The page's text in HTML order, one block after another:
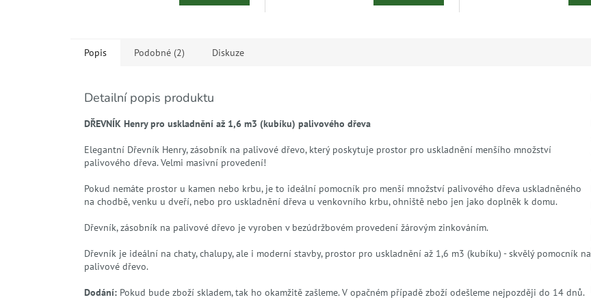
Popis Podobné (2) Diskuze
Detailní popis produktu
DŘEVNÍK Henry pro uskladnění až 1,6 m3 (kubíku) palivového dřeva
Elegantní Dřevník Henry, zásobník na palivové dřevo, který poskytuje prostor pro uskladnění menšího množství
palivového dřeva. Velmi masivní provedení!
Pokud nemáte prostor u kamen nebo krbu, je to ideální pomocník pro menší množství palivového dřeva uskladněného
na chodbě, venku u dveří, nebo pro uskladnění dřeva u venkovního krbu, ohniště nebo jen jako doplněk k domu.
Dřevník, zásobník na palivové dřevo je vyroben v bezúdržbovém provedení žárovým zinkováním.
Dřevník je ideální na chaty, chalupy, ale i moderní stavby, prostor pro uskladnění až 1,6 m3 (kubíku) - skvělý pomocník na
palivové dřevo.
Dodání: Pokud bude zboží skladem, tak ho okamžitě zašleme. V opačném případě zboží odešleme nejpozději do 14 dnů.